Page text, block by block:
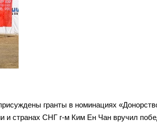
гранты в номинациях
и странах СНГ г-м Ким Ен Чан вручил